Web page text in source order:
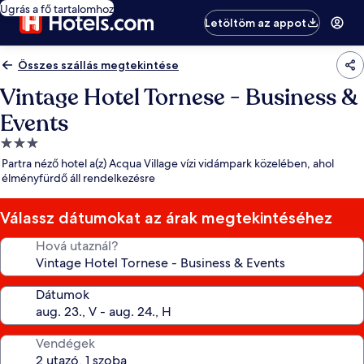
Ugrás a fő tartalomhoz
Letöltöm az appot
Összes szállás megtekintése
Vintage Hotel Tornese - Business &
Events
3.0
csillagos
szálláshely
Partra néző hotel a(z) Acqua Village vízi vidámpark közelében, ahol
élményfürdő áll rendelkezésre
Válassz dátumokat az árak megtekintéséhez
Hová utaznál?
Dátumok
Vendégek